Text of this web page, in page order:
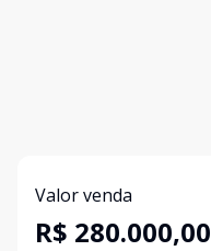
Valor venda
R$ 280.000,00